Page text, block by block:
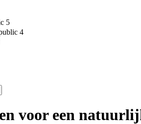
5
4
voor een